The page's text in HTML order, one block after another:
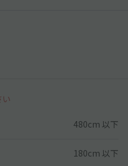
480cm 以下
180cm 以下